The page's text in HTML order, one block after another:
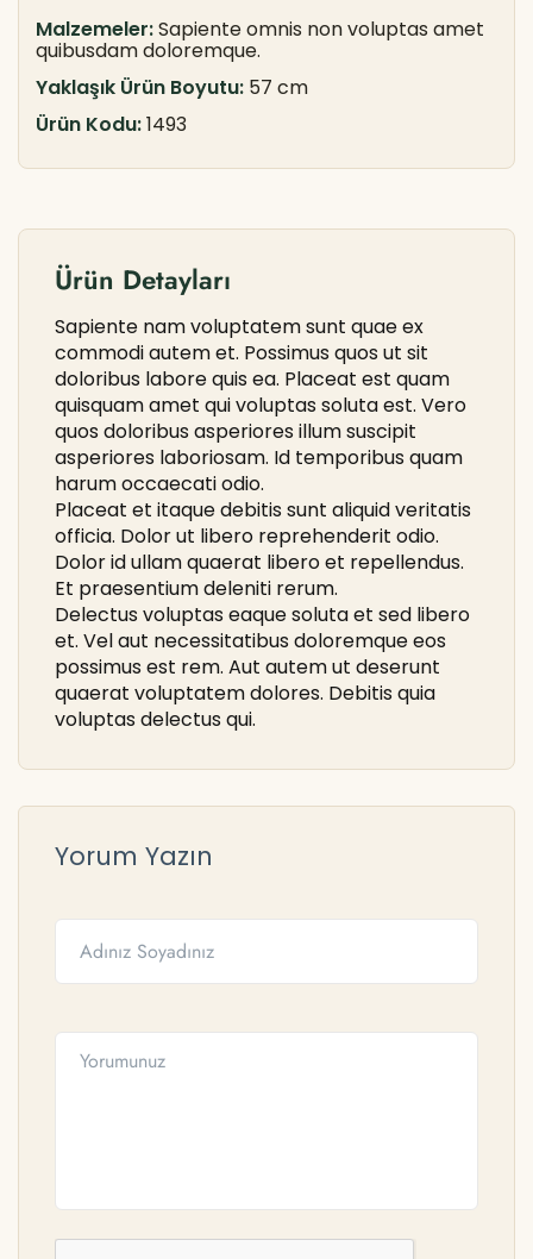
Malzemeler:Sapiente omnis non voluptas amet
quibusdam doloremque.
Yaklaşık Ürün Boyutu: 57 cm
Ürün Kodu:1493
Ürün Detayları
Sapiente nam voluptatem sunt quae ex
commodi autem et. Possimus quos ut sit
doloribus labore quis ea. Placeat est quam
quisquam amet qui voluptas soluta est. Vero
quos doloribus asperiores illum suscipit
asperiores laboriosam. Id temporibus quam
harum occaecati odio.
Placeat et itaque debitis sunt aliquid veritatis
officia. Dolor ut libero reprehenderit odio.
Dolor id ullam quaerat libero et repellendus.
Et praesentium deleniti rerum.
Delectus voluptas eaque soluta et sed libero
et. Vel aut necessitatibus doloremque eos
possimus est rem. Aut autem ut deserunt
quaerat voluptatem dolores. Debitis quia
voluptas delectus qui.
Yorum Yazın